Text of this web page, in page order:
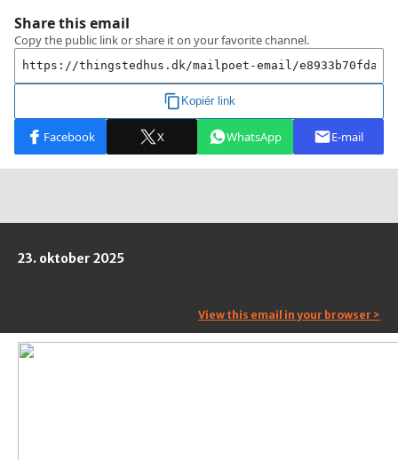
23. oktober 2025
View this email in your browser >